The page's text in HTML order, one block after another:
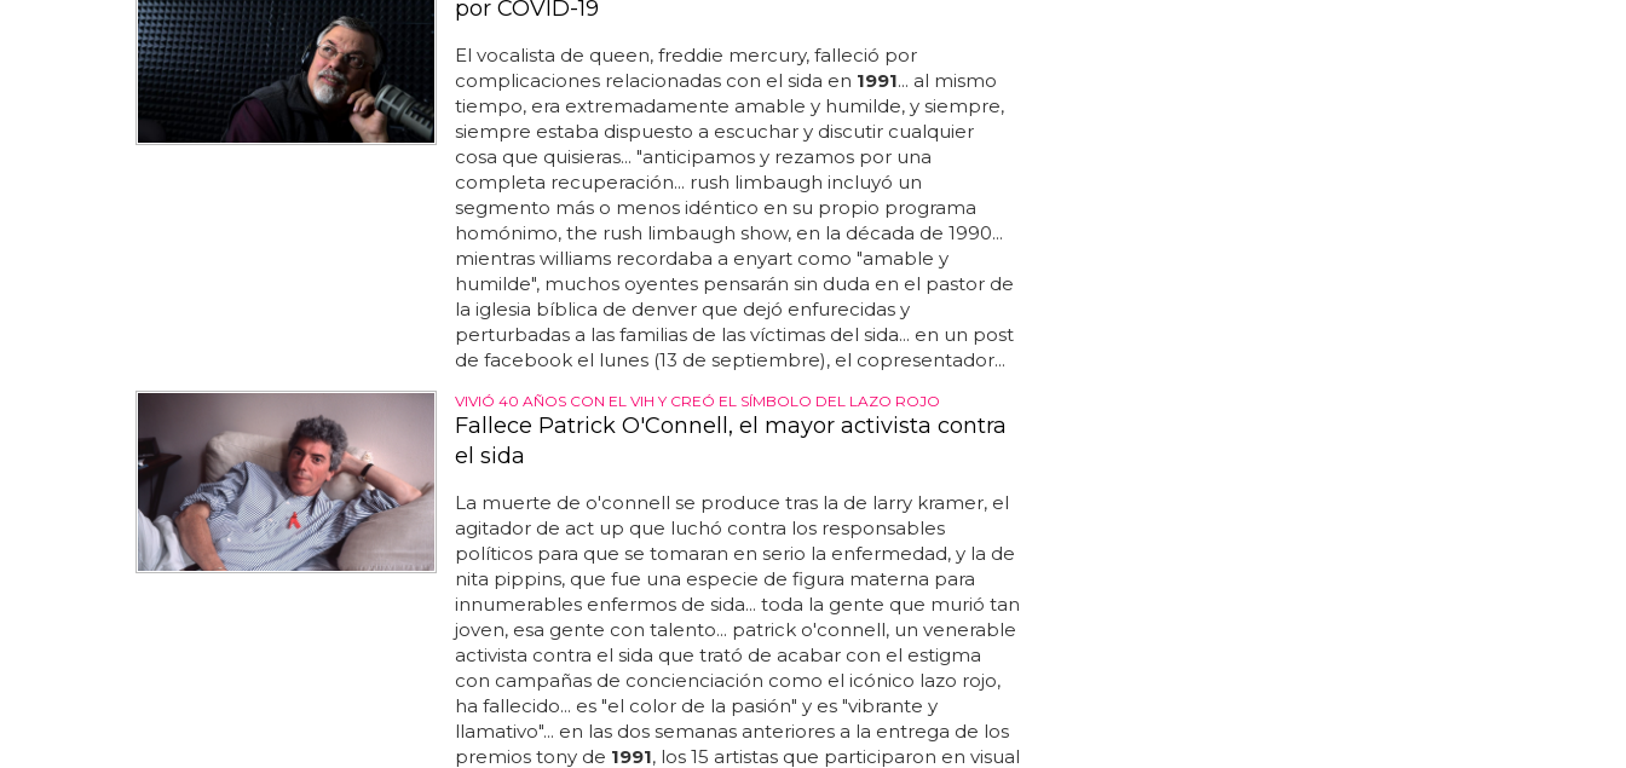
por COVID-19
El vocalista de queen, freddie mercury, falleció por
complicaciones relacionadas con el sida en 1991... al mismo
tiempo, era extremadamente amable y humilde, y siempre,
siempre estaba dispuesto a escuchar y discutir cualquier
cosa que quisieras... "anticipamos y rezamos por una
completa recuperación... rush limbaugh incluyó un
segmento más o menos idéntico en su propio programa
homónimo, the rush limbaugh show, en la década de 1990...
mientras williams recordaba a enyart como "amable y
humilde", muchos oyentes pensarán sin duda en el pastor de
la iglesia bíblica de denver que dejó enfurecidas y
perturbadas a las familias de las víctimas del sida... en un post
de facebook el lunes (13 de septiembre), el copresentador...
VIVIÓ 40 AÑOS CON EL VIH Y CREÓ EL SÍMBOLO DEL LAZO ROJO
Fallece Patrick O'Connell, el mayor activista contra
el sida
La muerte de o'connell se produce tras la de larry kramer, el
agitador de act up que luchó contra los responsables
políticos para que se tomaran en serio la enfermedad, y la de
nita pippins, que fue una especie de figura materna para
innumerables enfermos de sida... toda la gente que murió tan
joven, esa gente con talento... patrick o'connell, un venerable
activista contra el sida que trató de acabar con el estigma
con campañas de concienciación como el icónico lazo rojo,
ha fallecido... es "el color de la pasión" y es "vibrante y
llamativo"... en las dos semanas anteriores a la entrega de los
premios tony de 1991, los 15 artistas que participaron en visual